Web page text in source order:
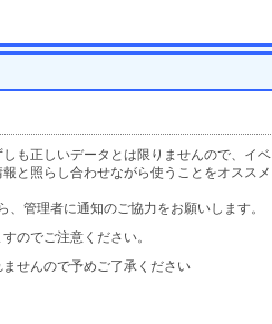
も正しいデータとは限りませんので、イベ
と照らし合わせながら使うことをオススメ
、管理者に通知のご協力をお願いします。
のでご注意ください。
せんので予めご了承ください